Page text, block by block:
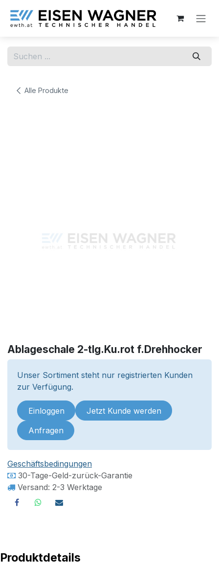
Alle Produkte
Ablageschale 2-tlg.Ku.rot f.Drehhocker
Unser Sortiment steht nur registrierten Kunden
zur Verfügung.
Einloggen Jetzt Kunde werden
Anfragen
Geschäftsbedingungen
30-Tage-Geld-zurück-Garantie
Versand: 2-3 Werktage
Produktdetails